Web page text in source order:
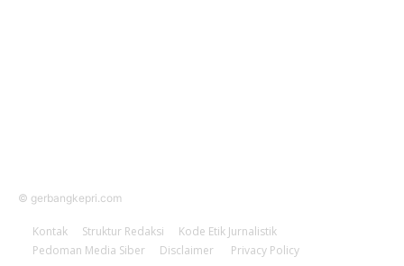
© gerbangkepri.com
Kontak Struktur Redaksi
Kode Etik Jurnalistik
Pedoman Media Siber
Disclaimer Privacy Policy